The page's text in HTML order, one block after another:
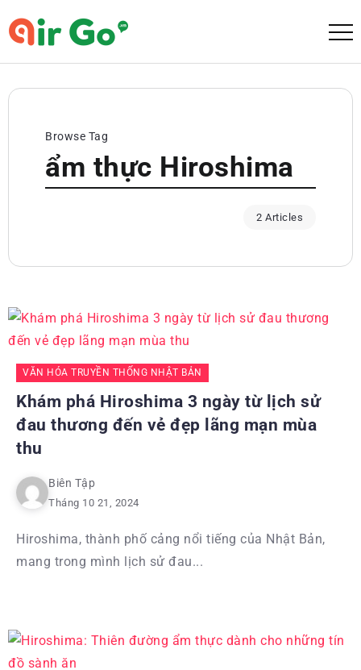
Browse Tag
ẩm thực Hiroshima
2 Articles
VĂN HÓA TRUYỀN THỐNG NHẬT BẢN
Khám phá Hiroshima 3 ngày từ lịch sử
đau thương đến vẻ đẹp lãng mạn mùa
thu
Biên Tập
Tháng 10 21, 2024
Hiroshima, thành phố cảng nổi tiếng của Nhật Bản,
mang trong mình lịch sử đau...